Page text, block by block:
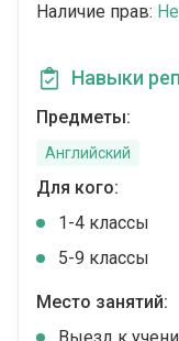
Наличие прав:
Навыки
Предметы:
Английский
Для кого:
1-4 классы
5-9 классы
Место занятий: